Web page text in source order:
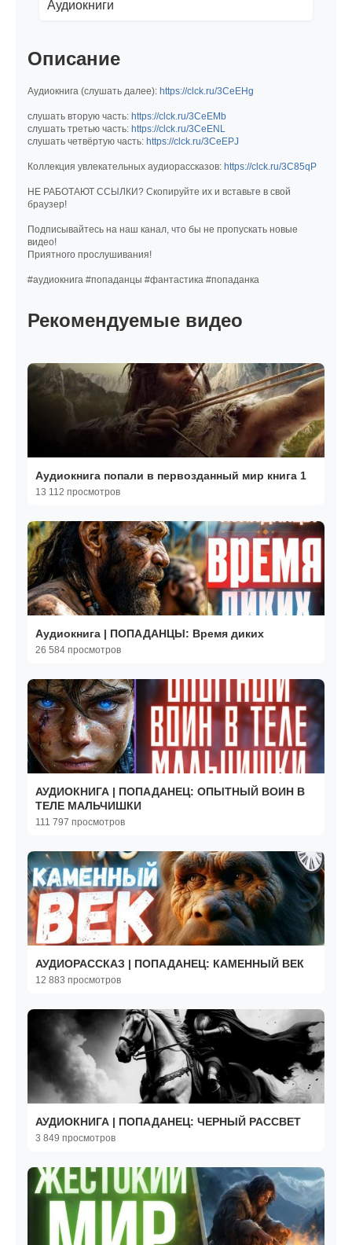
Аудиокниги
Описание
Аудиокнига (слушать далее): https://clck.ru/3CeEHg
слушать вторую часть: https://clck.ru/3CeEMb
слушать третью часть: https://clck.ru/3CeENL
слушать четвёртую часть: https://clck.ru/3CeEPJ
Коллекция увлекательных аудиорассказов: https://clck.ru/3C85qP
НЕ РАБОТАЮТ ССЫЛКИ? Скопируйте их и вставьте в свой
браузер!
Подписывайтесь на наш канал, что бы не пропускать новые
видео!
Приятного прослушивания!
#аудиокнига #попаданцы #фантастика #попаданка
Рекомендуемые видео
Аудиокнига попали в первозданный мир книга 1
13 112 просмотров
Аудиокнига | ПОПАДАНЦЫ: Время диких
26 584 просмотров
АУДИОКНИГА | ПОПАДАНЕЦ: ОПЫТНЫЙ ВОИН В
ТЕЛЕ МАЛЬЧИШКИ
111 797 просмотров
АУДИОРАССКАЗ | ПОПАДАНЕЦ: КАМЕННЫЙ ВЕК
12 883 просмотров
АУДИОКНИГА | ПОПАДАНЕЦ: ЧЕРНЫЙ РАССВЕТ
3 849 просмотров